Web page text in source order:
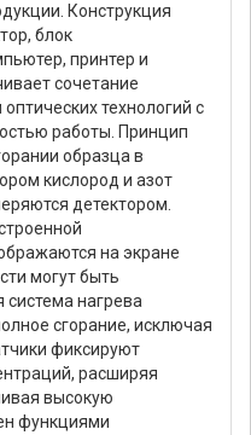
Конструкция
блок
принтер и
сочетание
технологий с
работы. Принцип
образца в
кислород и азот
детектором.
на экране
могут быть
нагрева
сгорание, исключая
фиксируют
расширяя
высокую
функциями